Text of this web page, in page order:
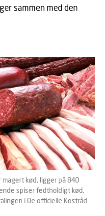
sammen med den
kød, ligger på 840
spiser fedtholdigt kød,
i De officielle Kostråd